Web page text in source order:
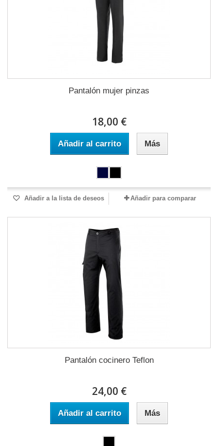
Pantalón mujer pinzas
18,00 €
Añadir al carrito Más
Añadir a la lista de deseos Añadir para comparar
Pantalón cocinero Teflon
24,00 €
Añadir al carrito Más